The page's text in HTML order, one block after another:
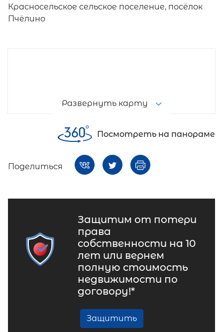
Красносельское сельское поселение, посёлок
Пчёлино
Развернуть карту
Посмотреть на панораме
Поделиться
Защитим от потери
права
собственности на 10
лет или вернем
полную стоимость
недвижимости по
договору!*
Защитить